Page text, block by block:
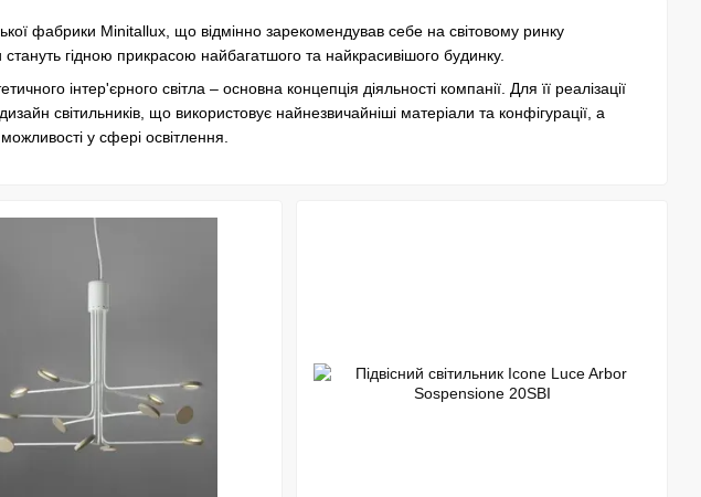
фабрики Minitallux, що відмінно зарекомендував себе на світовому ринку
стануть гідною прикрасою найбагатшого та найкрасивішого будинку.
інтер'єрного світла – основна концепція діяльності компанії. Для її реалізації
світильників, що використовує найнезвичайніші матеріали та конфігурації, а
можливості у сфері освітлення.
відповідно до сучасних стилістичних напрямів.
можна вибрати як джерела точкового освітлення, так і величезні люстри, що
величезних концертних, театральних залів і т.д. При цьому кожен освітлювальний